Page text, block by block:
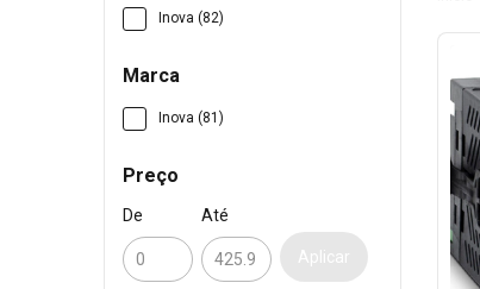
Inova (82)
Marca
Inova (81)
Preço
De Até
Aplicar